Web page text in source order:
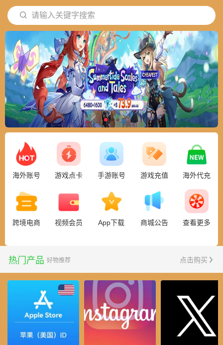
请输入关键字搜索
海外账号 游戏点卡 手游账号 游戏充值 海外代充
跨境电商 视频会员 App下载 商城公告 查看更多
热门产品 好物推荐 点击购买